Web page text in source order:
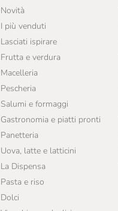
Novità
I più venduti
Lasciati ispirare
Frutta e verdura
Macelleria
Pescheria
Salumi e formaggi
Gastronomia e piatti pronti
Panetteria
Uova, latte e latticini
La Dispensa
Pasta e riso
Dolci